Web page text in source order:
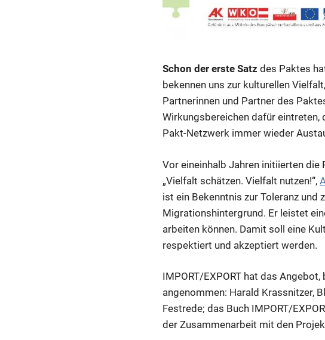
Schon der erste Satz des Paktes
bekennen uns zur kulturellen
Partnerinnen und Partner des
Wirkungsbereichen dafür eintreten,
Pakt-Netzwerk immer wieder
Vor eineinhalb Jahren initiierten
„Vielfalt schätzen. Vielfalt nutzen!“,
ist ein Bekenntnis zur Toleranz
Migrationshintergrund. Er leistet
arbeiten können. Damit soll eine
respektiert und akzeptiert werden.
IMPORT/EXPORT hat das
angenommen: Harald Krassnitzer,
Festrede; das Buch IMPORT/
der Zusammenarbeit mit den